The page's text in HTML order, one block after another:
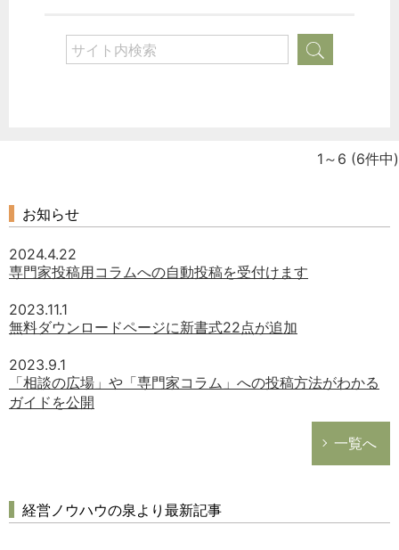
1～6 (6件中)
お知らせ
2024.4.22
専門家投稿用コラムへの自動投稿を受付けます
2023.11.1
無料ダウンロードページに新書式22点が追加
2023.9.1
「相談の広場」や「専門家コラム」への投稿方法がわかる
ガイドを公開
一覧へ
経営ノウハウの泉より最新記事